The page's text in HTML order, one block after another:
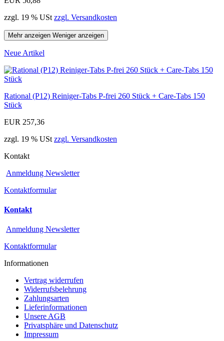
zzgl. 19 % USt zzgl. Versandkosten
Mehr anzeigen Weniger anzeigen
Neue Artikel
Rational (P12) Reiniger-Tabs P-frei 260 Stück + Care-Tabs 150
Stück
EUR 257,36
zzgl. 19 % USt zzgl. Versandkosten
Kontakt
Anmeldung Newsletter
Kontaktformular
Kontakt
Anmeldung Newsletter
Kontaktformular
Informationen
Vertrag widerrufen
Widerrufsbelehrung
Zahlungsarten
Lieferinformationen
Unsere AGB
Privatsphäre und Datenschutz
Impressum